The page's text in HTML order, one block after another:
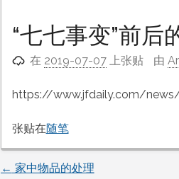
“七七事变”前后
在 2019-07-07 上张贴 由
https://www.jfdaily.com/news/
张贴在随笔
← 家中物品的处理